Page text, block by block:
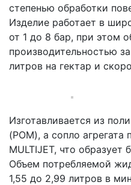
степенью обработки
Изделие работает в
от 1 до 8 бар, при этом
производительностью
литров на гектар и
Изготавливается из
(POM), а сопло
MULTIJET, что образует
Объем потребляемой
1,55 до 2,99 литров в